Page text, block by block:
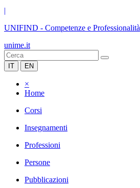
|
UNIFIND - Competenze e Professionalità
unime.it
IT EN
×
Home
Corsi
Insegnamenti
Professioni
Persone
Pubblicazioni